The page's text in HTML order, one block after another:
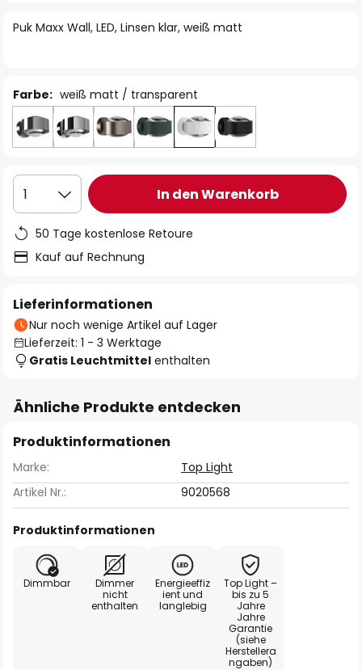
springen
Puk Maxx Wall, LED, Linsen klar, weiß matt
Farbe: weiß matt / transparent
1 In den Warenkorb
50 Tage kostenlose Retoure
Kauf auf Rechnung
Lieferinformationen
Nur noch wenige Artikel auf Lager
Lieferzeit: 1 - 3 Werktage
Gratis Leuchtmittel enthalten
Ähnliche Produkte entdecken
Produktinformationen
Marke:
Top Light
Artikel Nr.:
9020568
Produktinformationen
Dimmbar
Dimmer
nicht
enthalten
Energieeffiz
ient und
langlebig
Top Light –
bis zu 5
Jahre
Jahre
Garantie
(siehe
Herstellera
ngaben)